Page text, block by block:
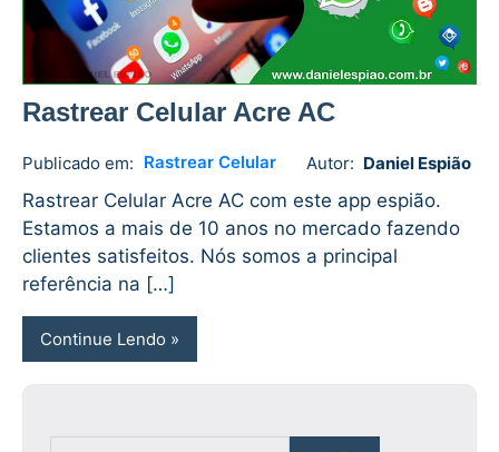
Rastrear Celular Acre AC
Publicado em: Rastrear Celular Autor: Daniel Espião
Daniel
Espião
No
comments
Rastrear Celular Acre AC com este app espião.
Estamos a mais de 10 anos no mercado fazendo
clientes satisfeitos. Nós somos a principal
referência na […]
Continue Lendo
Buscar